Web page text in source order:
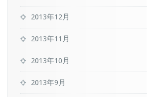
2013年12月
2013年11月
2013年10月
2013年9月